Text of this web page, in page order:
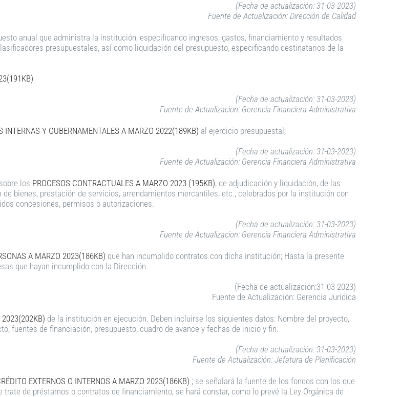
(Fecha de actualización: 31-03-2023)
Fuente de Actualización: Dirección de Calidad
anual que administra la institución, especificando ingresos, gastos, financiamiento y resultados
presupuestales, así como liquidación del presupuesto, especificando destinatarios de la
(Fecha de actualización: 31-03-2023)
Fuente de Actualizacion: Gerencia Financiera Administrativa
INTERNAS Y GUBERNAMENTALES A MARZO 2022(189KB) al ejercicio presupuestal;
(Fecha de actualización: 31-03-2023)
Fuente de Actualización: Gerencia Financiera Administrativa
los PROCESOS CONTRACTUALES A MARZO 2023 (195KB), de adjudicación y liquidación, de las
bienes, prestación de servicios, arrendamientos mercantiles, etc., celebrados por la institución con
concesiones, permisos o autorizaciones.
(Fecha de actualización: 31-03-2023)
Fuente de Actualizacion: Gerencia Financiera Administrativa
A MARZO 2023(186KB) que han incumplido contratos con dicha institución; Hasta la presente
que hayan incumplido con la Dirección.
(Fecha de actualización:31-03-2023)
Fuente de Actualización: Gerencia Jurídica
2023(202KB) de la institución en ejecución. Deben incluirse los siguientes datos: Nombre del proyecto,
fuentes de financiación, presupuesto, cuadro de avance y fechas de inicio y fin.
(Fecha de actualización: 31-03-2023)
Fuente de Actualización: Jefatura de Planificación
EXTERNOS O INTERNOS A MARZO 2023(186KB) ; se señalará la fuente de los fondos con los que
trate de préstamos o contratos de financiamiento, se hará constar, como lo prevé la Ley Orgánica de